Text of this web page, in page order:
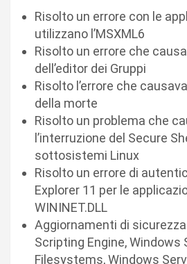
Risolto un errore con le
utilizzano l’MSXML6
Risolto un errore che
dell’editor dei Gruppi
Risolto l’errore che
della morte
Risolto un problema che
l’interruzione del Secure
sottosistemi Linux
Risolto un errore di
Explorer 11 per le
WININET.DLL
Aggiornamenti di
Scripting Engine, Windows
Filesystems, Windows